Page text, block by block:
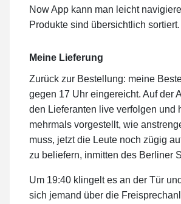
Now App kann man leicht
Produkte sind übersichtlich sortiert.
Meine Lieferung
Zurück zur Bestellung: meine
gegen 17 Uhr eingereicht. Auf der
den Lieferanten live verfolgen und
mehrmals vorgestellt, wie
muss, jetzt die Leute noch zügig
zu beliefern, inmitten des Berliner
Um 19:40 klingelt es an der Tür
sich jemand über die